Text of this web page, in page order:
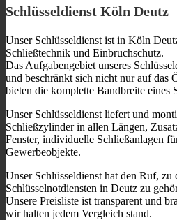
Schlüsseldienst Köln Deutz
Unser Schlüsseldienst ist in Köln
Schließtechnik und Einbruchschutz.
Das Aufgabengebiet unseres
und beschränkt sich nicht nur auf das
bieten die komplette Bandbreite eines
Unser Schlüsseldienst liefert und
Schließzylinder in allen Längen,
Fenster, individuelle Schließanlagen
Gewerbeobjekte.
Unser Schlüsseldienst hat den Ruf, zu
Schlüsselnotdiensten in Deutz zu
Unsere Preisliste ist transparent und
wir halten jedem Vergleich stand.